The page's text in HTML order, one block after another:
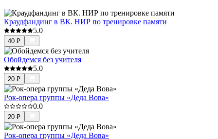
Краудфандинг в ВК. НИР по тренировке памяти
5.0
40 ₽
Обойдемся без учителя
5.0
20 ₽
Рок-опера группы «Деда Вова»
0.0
20 ₽
Рок-опера группы «Деда Вова»